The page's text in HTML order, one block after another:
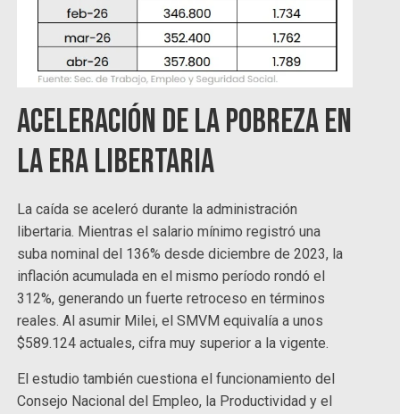
Aceleración de la pobreza en
la era libertaria
La caída se aceleró durante la administración
libertaria. Mientras el salario mínimo registró una
suba nominal del 136% desde diciembre de 2023, la
inflación acumulada en el mismo período rondó el
312%, generando un fuerte retroceso en términos
reales. Al asumir Milei, el SMVM equivalía a unos
$589.124 actuales, cifra muy superior a la vigente.
El estudio también cuestiona el funcionamiento del
Consejo Nacional del Empleo, la Productividad y el